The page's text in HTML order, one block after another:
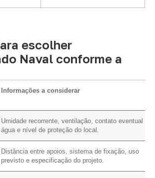
escolher
Naval conforme a
Informações a considerar
Umidade recorrente, ventilação, contato eventual
água e nível de proteção do local.
Distância entre apoios, sistema de fixação, uso
previsto e especificação do projeto.